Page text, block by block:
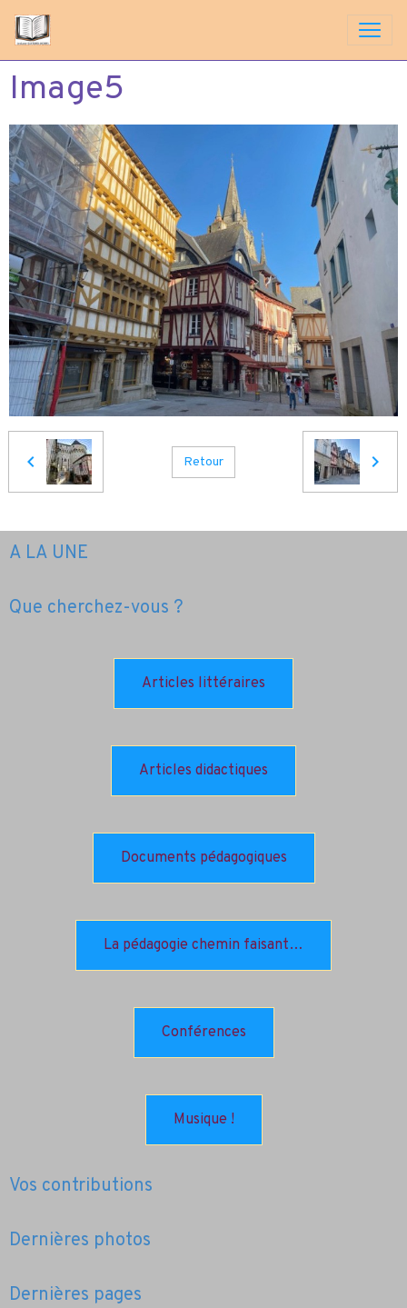
Image5
Retour
A LA UNE
Que cherchez-vous ?
Articles littéraires
Articles didactiques
Documents pédagogiques
La pédagogie chemin faisant…
Conférences
Musique !
Vos contributions
Dernières photos
Dernières pages